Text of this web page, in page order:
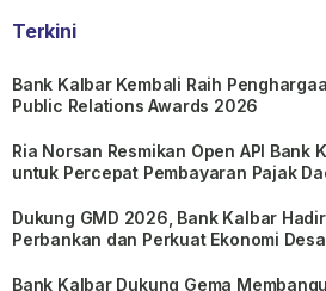
Terkini
Bank Kalbar Kembali Raih
Public Relations Awards 2026
Ria Norsan Resmikan Open API Bank
untuk Percepat Pembayaran Pajak
Dukung GMD 2026, Bank Kalbar
Perbankan dan Perkuat Ekonomi Desa
Bank Kalbar Dukung Gema